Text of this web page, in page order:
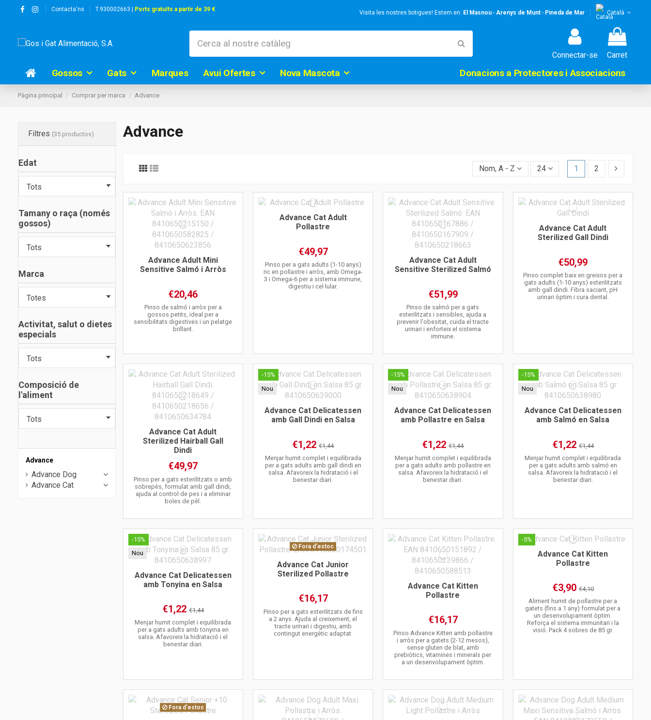
Contacta'ns T.930002663 | Ports gratuïts a partir de 39 €
Visita les nostres botigues! Estem en: El Masnou- Arenys de Munt- Pineda de Mar Català
Connectar-se Carret
Gossos Gats Marques Avui Ofertes Nova Mascota Donacions a Protectores i Associacions
Pàgina principal Comprar per marca Advance
Advance
Nom, A - Z 24 1 2
Advance Adult Mini
Sensitive Salmó i Arròs
€20,46
Pinso de salmó i arròs per a
gossos petits, ideal per a
sensibilitats digestives i un pelatge
brillant.
Advance Cat Adult
Pollastre
€49,97
Pinso per a gats adults (1-10 anys)
ric en pollastre i arròs, amb Omega-
3 i Omega-6 per a sistema immune,
digestiu i cel·lular.
Advance Cat Adult
Sensitive Sterilized Salmó
€51,99
Pinso de salmó per a gats
esterilitzats i sensibles, ajuda a
prevenir l'obesitat, cuida el tracte
urinari i enforteix el sistema
immune.
Advance Cat Adult
Sterilized Gall Dindi
€50,99
Pinso complet baix en greixos per a
gats adults (1-10 anys) esterilitzats
amb gall dindi. Fibra saciant, pH
urinari òptim i cura dental.
Advance Cat Adult
Sterilized Hairball Gall
Dindi
€49,97
Pinso per a gats esterilitzats o amb
sobrepès, formulat amb gall dindi,
ajuda al control de pes i a eliminar
boles de pèl.
-15%
Nou
Advance Cat Delicatessen
amb Gall Dindi en Salsa
€1,22€1,44
Menjar humit complet i equilibrada
per a gats adults amb gall dindi en
salsa. Afavoreix la hidratació i el
benestar diari.
-15%
Nou
Advance Cat Delicatessen
amb Pollastre en Salsa
€1,22€1,44
Menjar humit complet i equilibrada
per a gats adults amb pollastre en
salsa. Afavoreix la hidratació i el
benestar diari.
-15%
Nou
Advance Cat Delicatessen
amb Salmó en Salsa
€1,22€1,44
Menjar humit complet i equilibrada
per a gats adults amb salmó en
salsa. Afavoreix la hidratació i el
benestar diari.
-15%
Nou
Advance Cat Delicatessen
amb Tonyina en Salsa
€1,22€1,44
Menjar humit complet i equilibrada
per a gats adults amb tonyina en
salsa. Afavoreix la hidratació i el
benestar diari.
Fora d'estoc
Advance Cat Junior
Sterilized Pollastre
€16,17
Pinso per a gats esterilitzats de fins
a 2 anys. Ajuda al creixement, el
tracte urinari i digestiu, amb
contingut energètic adaptat.
Advance Cat Kitten
Pollastre
€16,17
Pinso Advance Kitten amb pollastre
i arròs per a gatets (2-12 mesos),
sense gluten de blat, amb
prebiòtics, vitamines i minerals per
a un desenvolupament òptim.
-5%
Advance Cat Kitten
Pollastre
€3,90€4,10
Aliment humit de pollastre per a
gatets (fins a 1 any) formulat per a
un desenvolupament òptim.
Reforça el sistema immunitari i la
visió. Pack 4 sobres de 85 gr.
Fora d'estoc
Filtres (35 productos)
Edat
Tamany o raça (només
gossos)
Marca
Activitat, salut o dietes
especials
Composició de
l'aliment
Advance
Advance Dog
Advance Cat